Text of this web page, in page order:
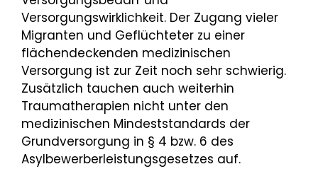
Versorgungswirklichkeit. Der Zugang vieler
Migranten und Geflüchteter zu einer
flächendeckenden medizinischen
Versorgung ist zur Zeit noch sehr schwierig.
Zusätzlich tauchen auch weiterhin
Traumatherapien nicht unter den
medizinischen Mindeststandards der
Grundversorgung in § 4 bzw. 6 des
Asylbewerberleistungsgesetzes auf.